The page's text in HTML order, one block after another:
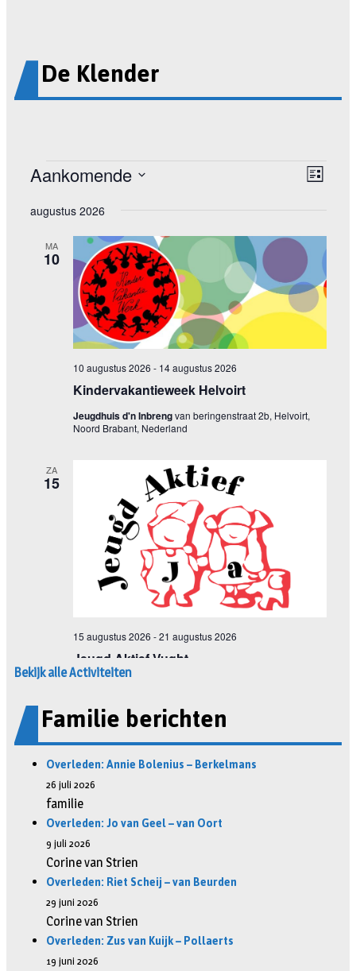
De Klender
Bekijk alle Activiteiten
Familie berichten
Overleden: Annie Bolenius – Berkelmans
26 juli 2026
familie
Overleden: Jo van Geel – van Oort
9 juli 2026
Corine van Strien
Overleden: Riet Scheij – van Beurden
29 juni 2026
Corine van Strien
Overleden: Zus van Kuijk – Pollaerts
19 juni 2026